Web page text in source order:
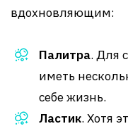
вдохновляющим:
Палитра. Для
иметь
себе жизнь.
Ластик. Хотя